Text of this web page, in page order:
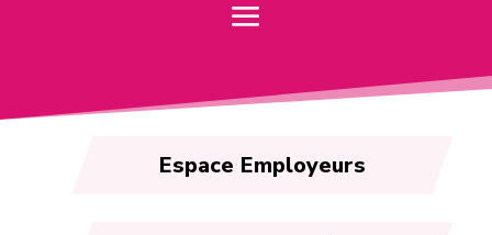
Espace Employeurs